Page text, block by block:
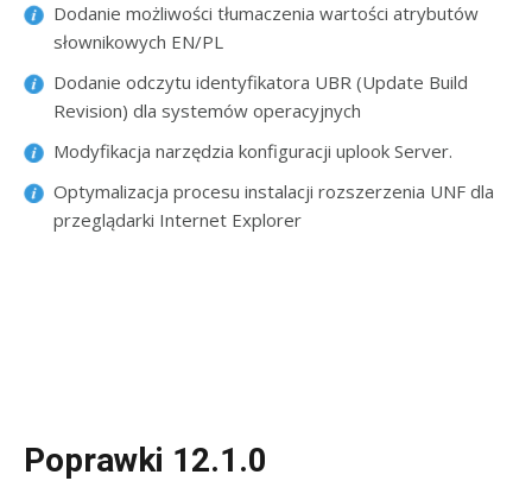
Dodanie możliwości tłumaczenia wartości atrybutów
słownikowych EN/PL
Dodanie odczytu identyfikatora UBR (Update Build
Revision) dla systemów operacyjnych
Modyfikacja narzędzia konfiguracji uplook Server.
Optymalizacja procesu instalacji rozszerzenia UNF dla
przeglądarki Internet Explorer
Poprawki 12.1.0